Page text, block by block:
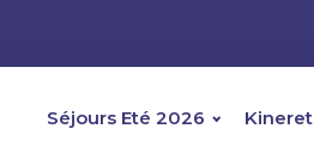
Séjours Eté 2026 Kineret